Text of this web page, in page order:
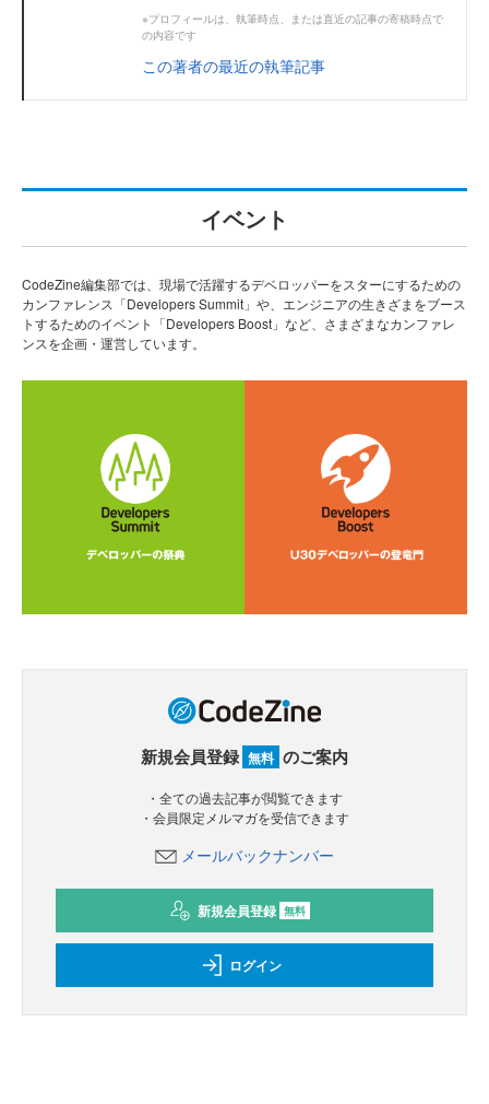
※プロフィールは、執筆時点、または直近の記事の寄稿時点で
の内容です
この著者の最近の執筆記事
イベント
CodeZine編集部では、現場で活躍するデベロッパーをスターにするための
カンファレンス「Developers Summit」や、エンジニアの生きざまをブース
トするためのイベント「Developers Boost」など、さまざまなカンファレ
ンスを企画・運営しています。
新規会員登録 無料 のご案内
・全ての過去記事が閲覧できます
・会員限定メルマガを受信できます
メールバックナンバー
新規会員登録 無料
ログイン